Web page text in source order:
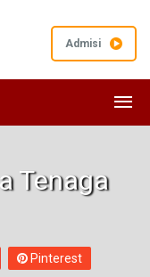
Admisi
Tenaga
Pinterest